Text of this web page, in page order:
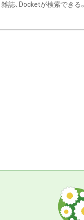
雑誌、Docketが検索できる。